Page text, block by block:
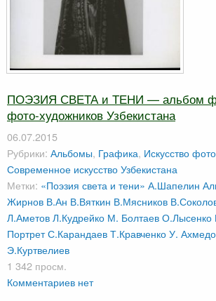
ПОЭЗИЯ СВЕТА и ТЕНИ — альбом
фото-художников Узбекистана
06.07.2015
Рубрики: Альбомы, Графика, Искусство
Современное искусство Узбекистана
Метки: «Поэзия света и тени» А.Шапелин
Жирнов В.Ан В.Вяткин В.Мясников
Л.АметовЛ.Кудрейко М. БолтаевО.Лысенко
ПортретС.КарандаевТ.КравченкоУ.
Э.Куртвелиев
1 342 просм.
Комментариев нет